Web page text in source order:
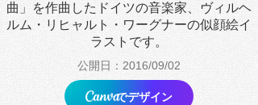
曲」を作曲したドイツの音楽家、ヴィルヘ
ルム・リヒャルト・ワーグナーの似顔絵イ
ラストです。
公開日：2016/09/02
でデザイン